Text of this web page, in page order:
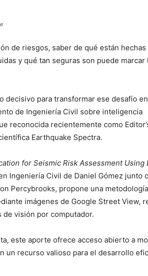
de riesgos, saber de qué están hechas
y qué tan seguras son puede marcar
decisivo para transformar ese desafío en
de Ingeniería Civil sobre inteligencia
reconocida recientemente como
Earthquake Spectra.
for Seismic Risk Assessment Using
Ingeniería Civil de Daniel Gómez junto
Percybrooks, propone una
imágenes de Google Street View,
de visión por computador.
este aporte ofrece acceso abierto a
un recurso valioso para el desarrollo